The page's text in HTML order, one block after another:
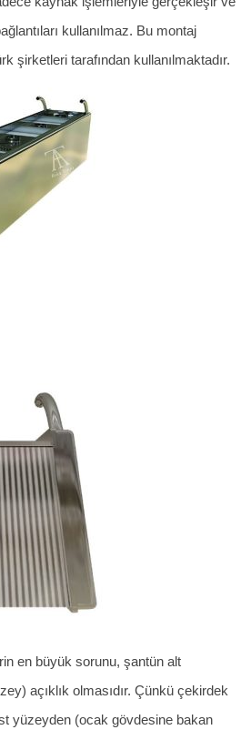
kullanılmaz. Bu montaj
şirketleri tarafından kullanılmaktadır.
en büyük sorunu, şantün alt
açıklık olmasıdır. Çünkü çekirdek
yüzeyden (ocak gövdesine bakan